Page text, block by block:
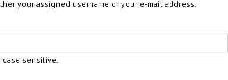
your assigned username or your e-mail address.
sensitive.